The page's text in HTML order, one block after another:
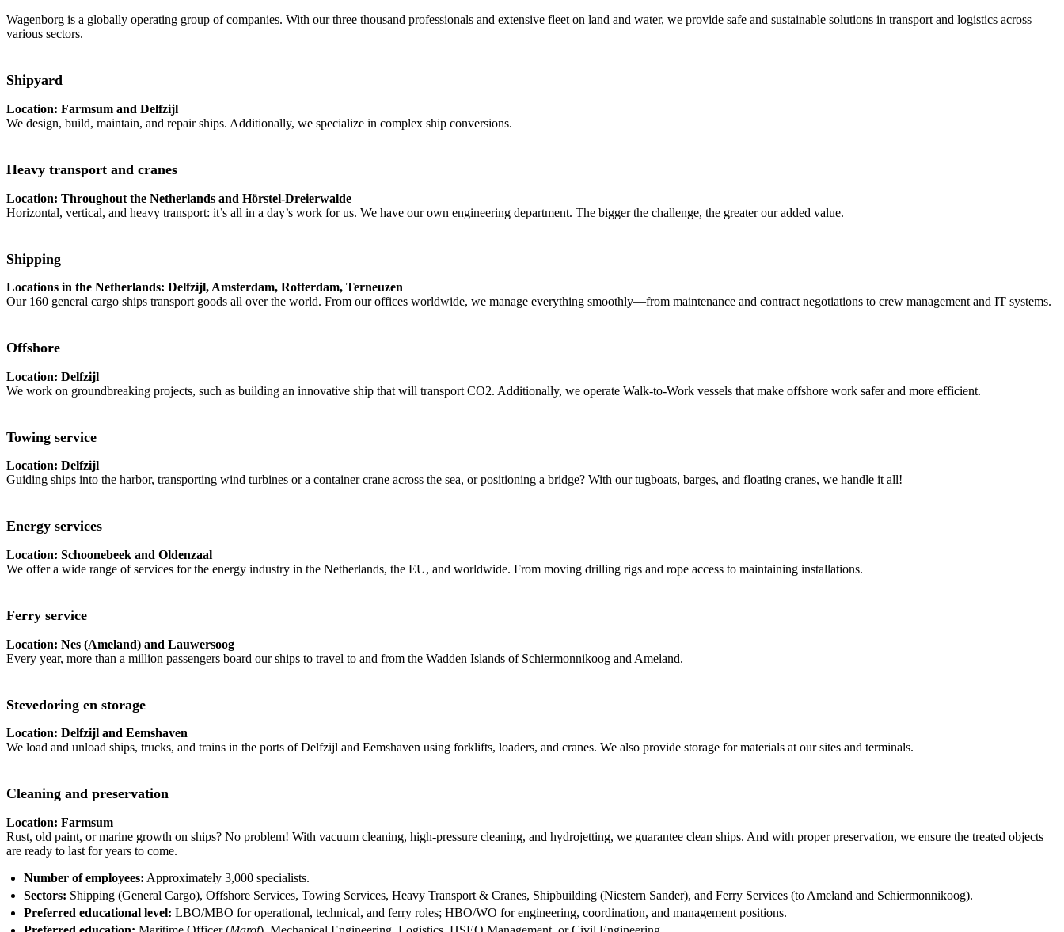
Wagenborg is a globally operating group of companies. With our three thousand professionals and extensive fleet on land and water, we provide safe and sustainable solutions in transport and logistics across
various sectors.
Shipyard
Location: Farmsum and Delfzijl
We design, build, maintain, and repair ships. Additionally, we specialize in complex ship conversions.
Heavy transport and cranes
Location: Throughout the Netherlands and Hörstel-Dreierwalde
Horizontal, vertical, and heavy transport: it’s all in a day’s work for us. We have our own engineering department. The bigger the challenge, the greater our added value.
Shipping
Locations in the Netherlands: Delfzijl, Amsterdam, Rotterdam, Terneuzen
Our 160 general cargo ships transport goods all over the world. From our offices worldwide, we manage everything smoothly—from maintenance and contract negotiations to crew management and IT systems.
Offshore
Location: Delfzijl
We work on groundbreaking projects, such as building an innovative ship that will transport CO2. Additionally, we operate Walk-to-Work vessels that make offshore work safer and more efficient.
Towing service
Location: Delfzijl
Guiding ships into the harbor, transporting wind turbines or a container crane across the sea, or positioning a bridge? With our tugboats, barges, and floating cranes, we handle it all!
Energy services
Location: Schoonebeek and Oldenzaal
We offer a wide range of services for the energy industry in the Netherlands, the EU, and worldwide. From moving drilling rigs and rope access to maintaining installations.
Ferry service
Location: Nes (Ameland) and Lauwersoog
Every year, more than a million passengers board our ships to travel to and from the Wadden Islands of Schiermonnikoog and Ameland.
Stevedoring en storage
Location: Delfzijl and Eemshaven
We load and unload ships, trucks, and trains in the ports of Delfzijl and Eemshaven using forklifts, loaders, and cranes. We also provide storage for materials at our sites and terminals.
Cleaning and preservation
Location: Farmsum
Rust, old paint, or marine growth on ships? No problem! With vacuum cleaning, high-pressure cleaning, and hydrojetting, we guarantee clean ships. And with proper preservation, we ensure the treated objects
are ready to last for years to come.
Number of employees: Approximately 3,000 specialists.
Sectors: Shipping (General Cargo), Offshore Services, Towing Services, Heavy Transport & Cranes, Shipbuilding (Niestern Sander), and Ferry Services (to Ameland and Schiermonnikoog).
Preferred educational level: LBO/MBO for operational, technical, and ferry roles; HBO/WO for engineering, coordination, and management positions.